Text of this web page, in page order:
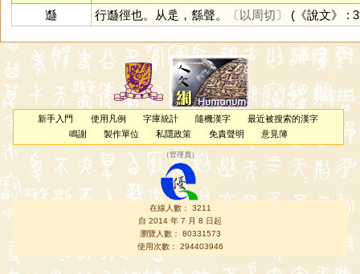
邎
行邎徑也。从辵，䌛聲。 〔以周切〕 (《說文》 :
新手入門 使用凡例 字庫統計 隨機漢字
最近被搜索的漢字
鳴謝
製作單位 私隱政策 免責聲明 意見簿
（管理員 ）
在線人數： 3211
自 2014 年 7 月 8 日起
瀏覽人數： 80331573
使用次數： 294403946